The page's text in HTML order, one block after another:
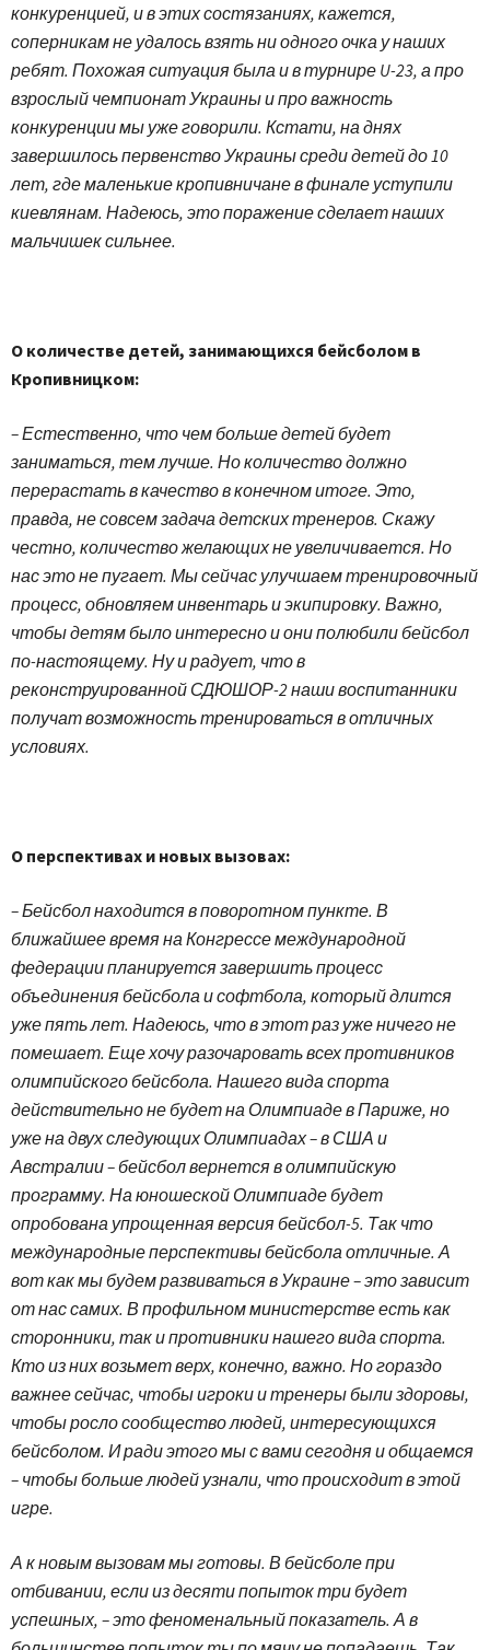
конкуренцией, и в этих состязаниях, кажется,
соперникам не удалось взять ни одного очка у наших
ребят. Похожая ситуация была и в турнире U-23, а про
взрослый чемпионат Украины и про важность
конкуренции мы уже говорили. Кстати, на днях
завершилось первенство Украины среди детей до 10
лет, где маленькие кропивничане в финале уступили
киевлянам. Надеюсь, это поражение сделает наших
мальчишек сильнее.
О количестве детей, занимающихся бейсболом в
Кропивницком:
– Естественно, что чем больше детей будет
заниматься, тем лучше. Но количество должно
перерастать в качество в конечном итоге. Это,
правда, не совсем задача детских тренеров. Скажу
честно, количество желающих не увеличивается. Но
нас это не пугает. Мы сейчас улучшаем тренировочный
процесс, обновляем инвентарь и экипировку. Важно,
чтобы детям было интересно и они полюбили бейсбол
по-настоящему. Ну и радует, что в
реконструированной СДЮШОР-2 наши воспитанники
получат возможность тренироваться в отличных
условиях.
О перспективах и новых вызовах:
– Бейсбол находится в поворотном пункте. В
ближайшее время на Конгрессе международной
федерации планируется завершить процесс
объединения бейсбола и софтбола, который длится
уже пять лет. Надеюсь, что в этот раз уже ничего не
помешает. Еще хочу разочаровать всех противников
олимпийского бейсбола. Нашего вида спорта
действительно не будет на Олимпиаде в Париже, но
уже на двух следующих Олимпиадах – в США и
Австралии – бейсбол вернется в олимпийскую
программу. На юношеской Олимпиаде будет
опробована упрощенная версия бейсбол-5. Так что
международные перспективы бейсбола отличные. А
вот как мы будем развиваться в Украине – это зависит
от нас самих. В профильном министерстве есть как
сторонники, так и противники нашего вида спорта.
Кто из них возьмет верх, конечно, важно. Но гораздо
важнее сейчас, чтобы игроки и тренеры были здоровы,
чтобы росло сообщество людей, интересующихся
бейсболом. И ради этого мы с вами сегодня и общаемся
– чтобы больше людей узнали, что происходит в этой
игре.
А к новым вызовам мы готовы. В бейсболе при
отбивании, если из десяти попыток три будет
успешных, – это феноменальный показатель. А в